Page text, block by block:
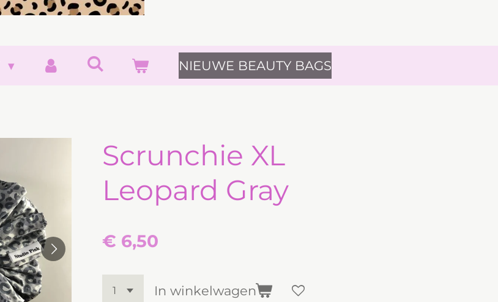
NIEUWE BEAUTY BAGS
Scrunchie XL
Leopard Gray
€ 6,50
In winkelwagen